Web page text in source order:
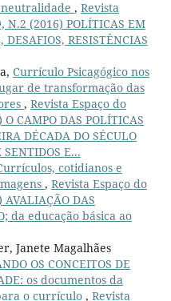
, Revista
(2016) POLÍTICAS EM
DESAFIOS, RESISTÊNCIAS
Currículo Psicagógico nos
de transformação das
, Revista Espaço do
CAMPO DAS POLÍTICAS
DÉCADA DO SÉCULO
E...
cotidianos e
, Revista Espaço do
DAS
da educação básica ao
Janete Magalhães
OS CONCEITOS DE
os documentos da
o currículo , Revista